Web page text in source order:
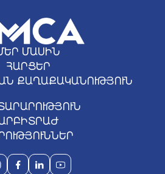
ՄԱՍԻՆ
ՀԱՐՑԵՐ
ՔԱՂԱՔԱԿԱՆՈՒԹՅՈՒՆ